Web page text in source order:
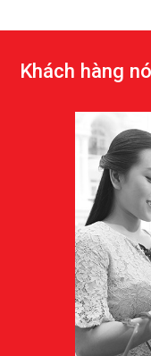
Khách hàng nó